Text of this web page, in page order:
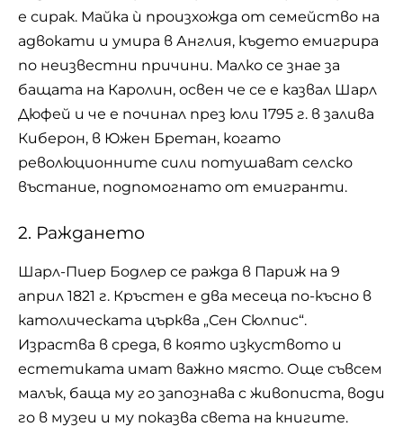
е сирак. Майка ѝ произхожда от семейство на
адвокати и умира в Англия, където емигрира
по неизвестни причини. Малко се знае за
бащата на Каролин, освен че се е казвал Шарл
Дюфей и че е починал през юли 1795 г. в залива
Киберон, в Южен Бретан, когато
революционните сили потушават селско
въстание, подпомогнато от емигранти.
2. Раждането
Шарл-Пиер Бодлер се ражда в Париж на 9
април 1821 г. Кръстен е два месеца по-късно в
католическата църква „Сен Сюлпис“.
Израства в среда, в която изкуството и
естетиката имат важно място. Още съвсем
малък, баща му го запознава с живописта, води
го в музеи и му показва света на книгите.